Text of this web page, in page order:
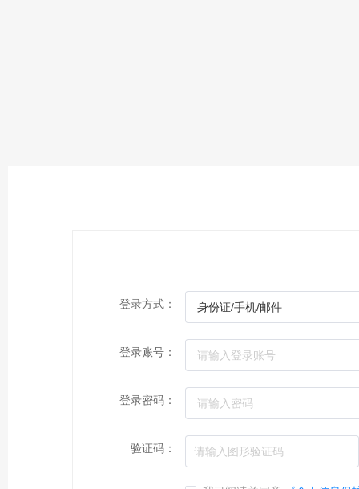
登录方式：
登录账号：
登录密码：
验证码：